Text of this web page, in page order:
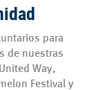
para
de nuestras
Way,
Festival y